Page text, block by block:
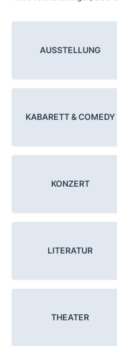
AUSSTELLUNG
KABARETT & COMEDY
KONZERT
LITERATUR
THEATER